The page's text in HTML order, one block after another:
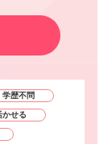
学歴不問
かせる